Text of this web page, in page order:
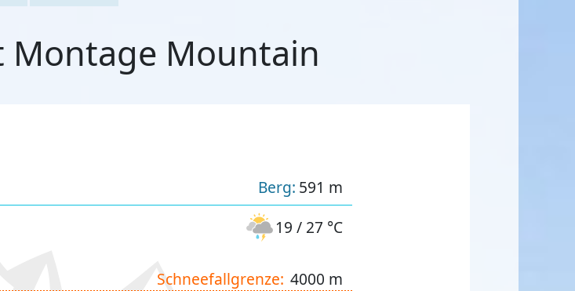
Montage Mountain
Berg: 591 m
19 / 27 °C
Schneefallgrenze: 4000 m